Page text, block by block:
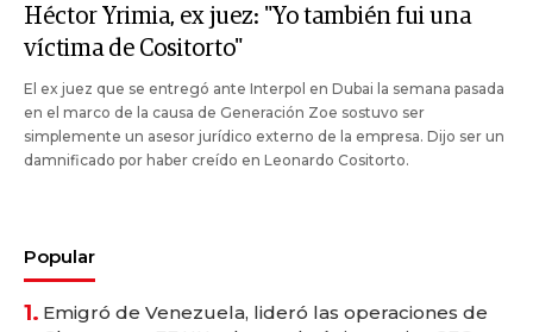
Héctor Yrimia, ex juez: "Yo también fui una
víctima de Cositorto"
El ex juez que se entregó ante Interpol en Dubai la semana pasada
en el marco de la causa de Generación Zoe sostuvo ser
simplemente un asesor jurídico externo de la empresa. Dijo ser un
damnificado por haber creído en Leonardo Cositorto.
Popular
1. Emigró de Venezuela, lideró las operaciones de